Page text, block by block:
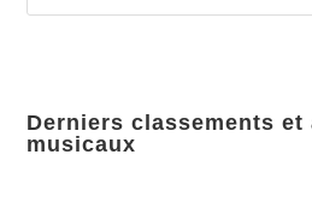
Derniers classements et
musicaux